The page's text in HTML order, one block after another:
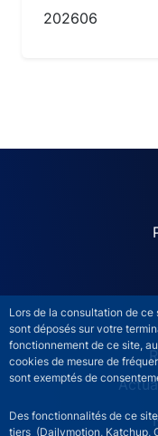
Lors de la consultation de ce
sont déposés sur votre
fonctionnement de ce site,
cookies de mesure de
sont exemptés de
Des fonctionnalités de ce
tiers (Dailymotion, Katchup,
202606
ACPR